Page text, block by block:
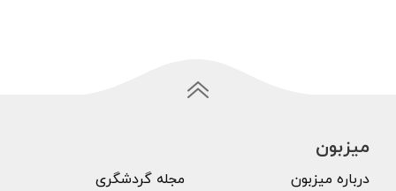
میزبون
درباره میزبون
مجله گردشگری